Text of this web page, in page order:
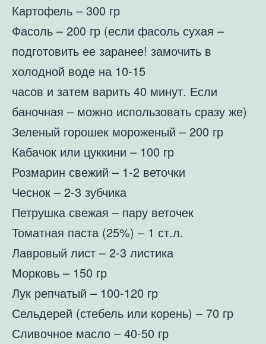
Картофель – 300 гр
Фасоль – 200 гр (если фасоль сухая –
подготовить ее заранее! замочить в
холодной воде на 10-15
часов и затем варить 40 минут. Если
баночная – можно использовать сразу же)
Зеленый горошек мороженый – 200 гр
Кабачок или цуккини – 100 гр
Розмарин свежий – 1-2 веточки
Чеснок – 2-3 зубчика
Петрушка свежая – пару веточек
Томатная паста (25%) – 1 ст.л.
Лавровый лист – 2-3 листика
Морковь – 150 гр
Лук репчатый – 100-120 гр
Сельдерей (стебель или корень) – 70 гр
Сливочное масло – 40-50 гр